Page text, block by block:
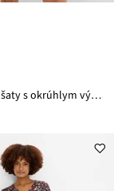
Džersejové šaty s okrúhlym výstrihom